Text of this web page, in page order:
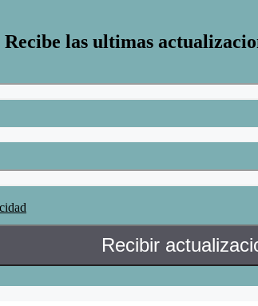
Recibe las ultimas